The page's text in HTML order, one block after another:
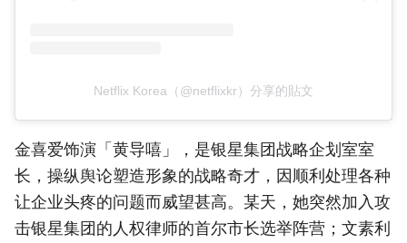
Netflix Korea（@netflixkr）分享的貼文
金喜爱饰演「黄导嘻」，是银星集团战略企划室室
长，操纵舆论塑造形象的战略奇才，因顺利处理各种
让企业头疼的问题而威望甚高。某天，她突然加入攻
击银星集团的人权律师的首尔市长选举阵营；文素利